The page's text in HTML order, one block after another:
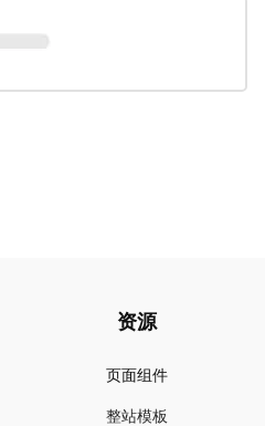
资源
页面组件
整站模板